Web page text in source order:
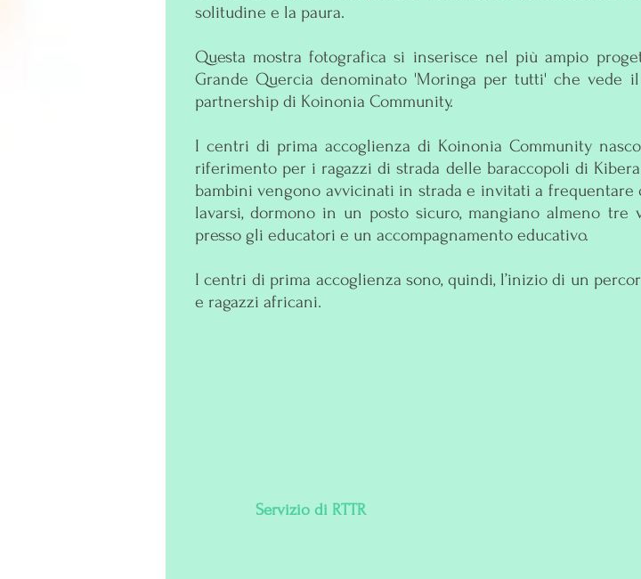
solitudine e la paura.
Questa mostra fotografica si inserisce nel più ampio
Grande Quercia denominato 'Moringa per tutti' che vede
partnership di Koinonia Community.
I centri di prima accoglienza di Koinonia Community
riferimento per i ragazzi di strada delle baraccopoli di
bambini vengono avvicinati in strada e invitati a frequentare
lavarsi, dormono in un posto sicuro, mangiano almeno
presso gli educatori e un accompagnamento educativo.
I centri di prima accoglienza sono, quindi, l’inizio di un
e ragazzi africani.
Servizio di RTTR